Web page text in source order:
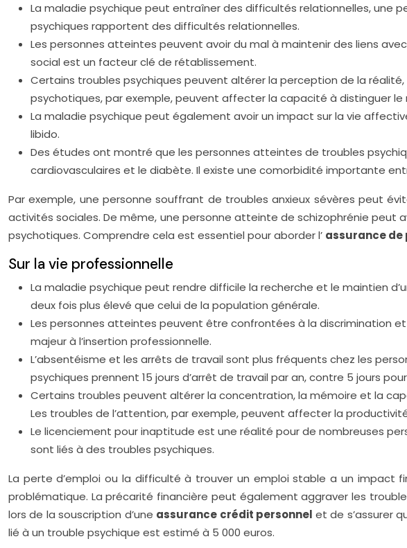
La maladie psychique peut entraîner des difficultés relationnelles, une
psychiques rapportent des difficultés relationnelles.
Les personnes atteintes peuvent avoir du mal à maintenir des liens
social est un facteur clé de rétablissement.
Certains troubles psychiques peuvent altérer la perception de la
psychotiques, par exemple, peuvent affecter la capacité à distinguer le
La maladie psychique peut également avoir un impact sur la vie
libido.
Des études ont montré que les personnes atteintes de troubles
cardiovasculaires et le diabète. Il existe une comorbidité importante
Par exemple, une personne souffrant de troubles anxieux sévères peut
activités sociales. De même, une personne atteinte de schizophrénie
psychotiques. Comprendre cela est essentiel pour aborder l’ assurance de
Sur la vie professionnelle
La maladie psychique peut rendre difficile la recherche et le maintien
deux fois plus élevé que celui de la population générale.
Les personnes atteintes peuvent être confrontées à la discrimination
majeur à l’insertion professionnelle.
L’absentéisme et les arrêts de travail sont plus fréquents chez les
psychiques prennent 15 jours d’arrêt de travail par an, contre 5 jours
Certains troubles peuvent altérer la concentration, la mémoire et la
Les troubles de l’attention, par exemple, peuvent affecter la
Le licenciement pour inaptitude est une réalité pour de nombreuses
sont liés à des troubles psychiques.
La perte d’emploi ou la difficulté à trouver un emploi stable a un impact
problématique. La précarité financière peut également aggraver les
lors de la souscription d’une assurance crédit personnel et de s’assurer
lié à un trouble psychique est estimé à 5 000 euros.